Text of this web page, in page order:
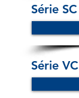
Série SC
Série VC